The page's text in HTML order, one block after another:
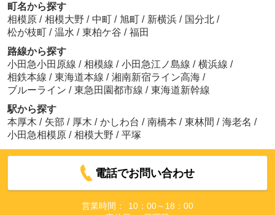
町名から探す
相模原 / 相模大野 / 中町 / 旭町 / 新横浜 / 国分北 /
松が枝町 / 温水 / 東柏ケ谷 / 福田
路線から探す
小田急小田原線 / 相模線 / 小田急江ノ島線 / 横浜線 /
相鉄本線 / 東海道本線 / 湘南新宿ライン高海 /
ブルーライン / 東急田園都市線 / 東海道新幹線
駅から探す
本厚木 / 矢部 / 厚木 / かしわ台 / 南橋本 / 東林間 / 海老名 /
小田急相模原 / 相模大野 / 平塚
電話でお問い合わせ
営業時間：
10：00～18：00